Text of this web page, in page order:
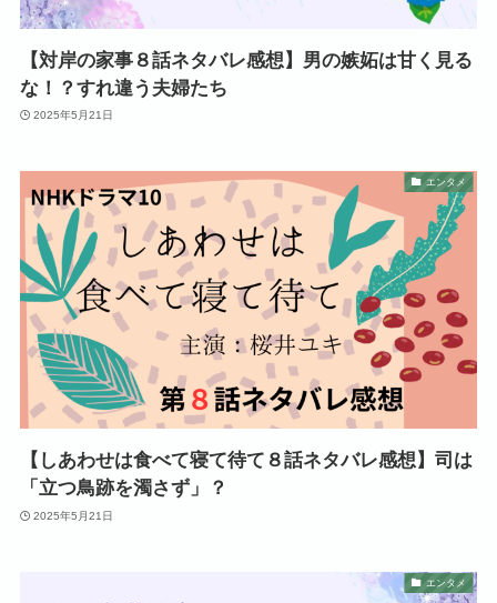
【対岸の家事８話ネタバレ感想】男の嫉妬は甘く見る
な！？すれ違う夫婦たち
2025年5月21日
エンタメ
【しあわせは食べて寝て待て８話ネタバレ感想】司は
「立つ鳥跡を濁さず」？
2025年5月21日
エンタメ